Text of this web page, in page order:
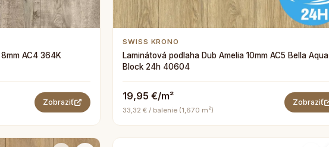
AC4 364K
Zobraziť
SWISS KRONO
Laminátová podlaha Dub Amelia 10mm AC5 Bella Aqua
Block 24h 40604
19,95 €/m²
33,32 € / balenie (1,670 m²)
Zobraziť